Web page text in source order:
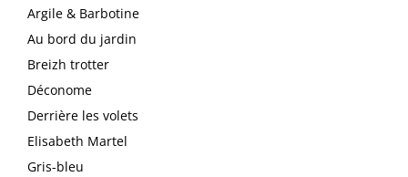
Argile & Barbotine
Au bord du jardin
Breizh trotter
Déconome
Derrière les volets
Elisabeth Martel
Gris-bleu